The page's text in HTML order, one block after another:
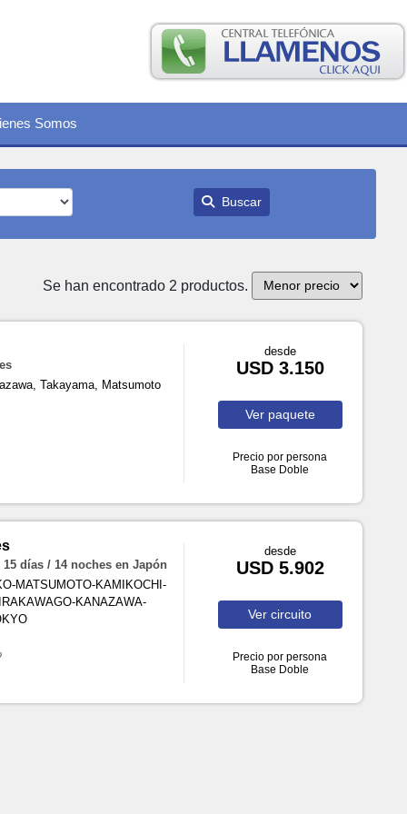
Somos
Buscar
Se han encontrado 2 productos.
Takayama, Matsumoto
desde
USD 3.150
Ver paquete
Precio por persona
Base Doble
15 días / 14 noches en Japón
MATSUMOTO-KAMIKOCHI-
KANAZAWA-
desde
USD 5.902
Vercircuito
Precio por persona
Base Doble